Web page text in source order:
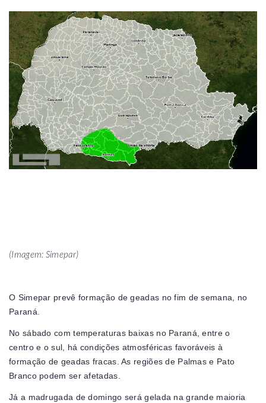
(Imagem: Simepar)
O Simepar prevê formação de geadas no fim de semana, no
Paraná.
No sábado com temperaturas baixas no Paraná, entre o
centro e o sul, há condições atmosféricas favoráveis à
formação de geadas fracas. As regiões de Palmas e Pato
Branco podem ser afetadas.
Já a madrugada de domingo será gelada na grande maioria